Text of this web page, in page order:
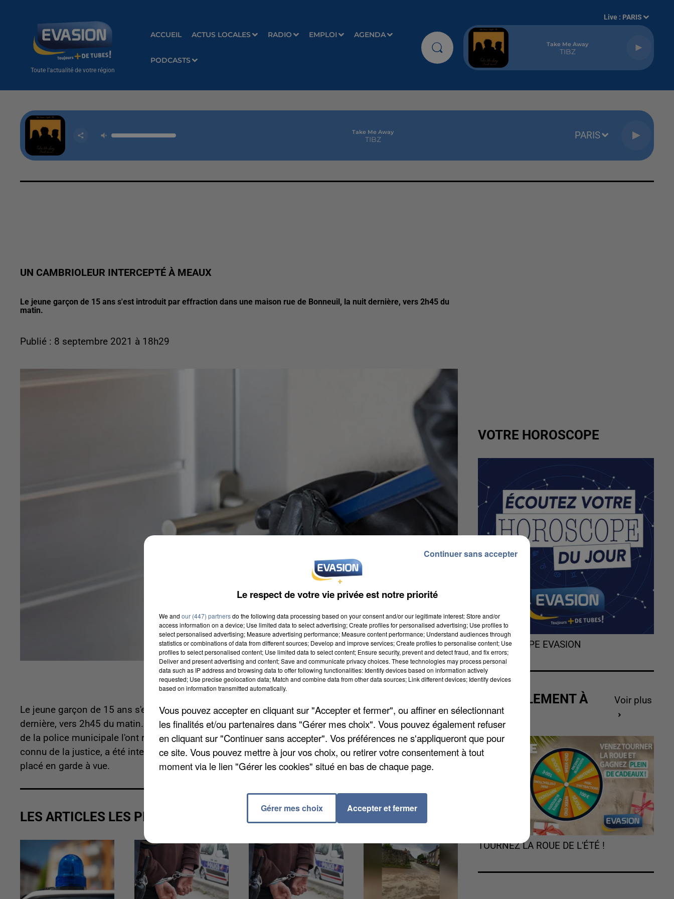
Toute l'actualité de votre région
ACCUEIL ACTUS LOCALES RADIO EMPLOI AGENDA
PODCASTS
Live : PARIS
Take Me Away
TIBZ
Take Me Away
TIBZ PARIS
UN CAMBRIOLEUR INTERCEPTÉ À MEAUX
Le jeune garçon de 15 ans s'est introduit par effraction dans une maison rue de Bonneuil, la nuit dernière, vers 2h45 du
matin.
Publié : 8 septembre 2021 à 18h29
Le jeune garçon de 15 ans s'est introduit par effraction dans une maison rue de Bonneuil, la nuit
dernière, vers 2h45 du matin. Il a dérobé une trottinette avec laquelle il a pris la fuite. Mais les agents
de la police municipale l'ont repéré grâce aux caméras de vidéosurveillance. L'adolescent, déjà très
connu de la justice, a été interpellé dans la foulée. Il avait également volé une carte bancaire. Il a été
placé en garde à vue.
LES ARTICLES LES PLUS VUS
VOTRE HOROSCOPE
L'HOROSCOPE EVASION
ACTUELLEMENT À
GAGNER
Voir plus
TOURNEZ LA ROUE DE L'ÉTÉ !
Le respect de votre vie privée est notre priorité
We and our (447) partnersdo the following data processing based on your consent and/or our legitimate interest: Store and/or
access information on a device; Use limited data to select advertising; Create profiles for personalised advertising; Use profiles to
select personalised advertising; Measure advertising performance; Measure content performance; Understand audiences through
statistics or combinations of data from different sources; Develop and improve services; Create profiles to personalise content; Use
profiles to select personalised content; Use limited data to select content; Ensure security, prevent and detect fraud, and fix errors;
Deliver and present advertising and content; Save and communicate privacy choices. These technologies may process personal
data such as IP address and browsing data to offer following functionalities: Identify devices based on information actively
requested; Use precise geolocation data; Match and combine data from other data sources; Link different devices; Identify devices
based on information transmitted automatically.
Vous pouvez accepter en cliquant sur "Accepter et fermer", ou affiner en sélectionnant
les finalités et/ou partenaires dans "Gérer mes choix". Vous pouvez également refuser
en cliquant sur "Continuer sans accepter". Vos préférences ne s'appliqueront que pour
ce site. Vous pouvez mettre à jour vos choix, ou retirer votre consentement à tout
moment via le lien "Gérer les cookies" situé en bas de chaque page.
Gérer mes choix Accepter et fermer
Continuer sans accepter